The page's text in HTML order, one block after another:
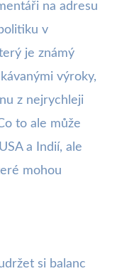
na adresu
v
je známý
výroky,
z nejrychleji
to ale může
a Indií, ale
mohou
si balanc